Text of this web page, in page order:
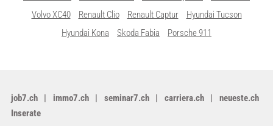
Volvo XC40
Renault Clio Renault Captur
Hyundai Tucson
Hyundai Kona
Skoda Fabia Porsche 911
job7.ch immo7.ch seminar7.ch carriera.ch
neueste.ch
Inserate